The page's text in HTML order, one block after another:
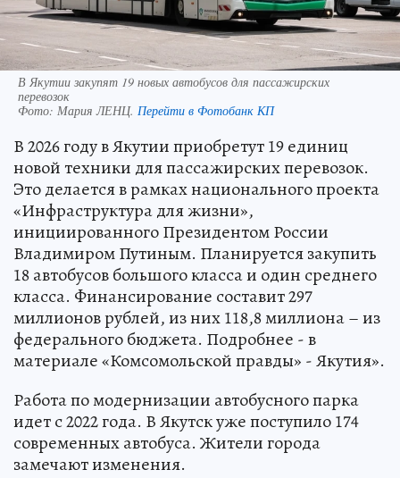
В Якутии закупят 19 новых автобусов для пассажирских
перевозок
Фото: Мария ЛЕНЦ. Перейти в Фотобанк КП
В 2026 году в Якутии приобретут 19 единиц
новой техники для пассажирских перевозок.
Это делается в рамках национального проекта
«Инфраструктура для жизни»,
инициированного Президентом России
Владимиром Путиным. Планируется закупить
18 автобусов большого класса и один среднего
класса. Финансирование составит 297
миллионов рублей, из них 118,8 миллиона – из
федерального бюджета. Подробнее - в
материале «Комсомольской правды» - Якутия».
Работа по модернизации автобусного парка
идет с 2022 года. В Якутск уже поступило 174
современных автобуса. Жители города
замечают изменения.